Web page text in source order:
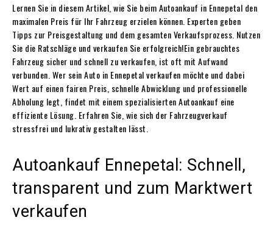
Lernen Sie in diesem Artikel, wie Sie beim Autoankauf in Ennepetal den
maximalen Preis für Ihr Fahrzeug erzielen können. Experten geben
Tipps zur Preisgestaltung und dem gesamten Verkaufsprozess. Nutzen
Sie die Ratschläge und verkaufen Sie erfolgreich!Ein gebrauchtes
Fahrzeug sicher und schnell zu verkaufen, ist oft mit Aufwand
verbunden. Wer sein Auto in Ennepetal verkaufen möchte und dabei
Wert auf einen fairen Preis, schnelle Abwicklung und professionelle
Abholung legt, findet mit einem spezialisierten Autoankauf eine
effiziente Lösung. Erfahren Sie, wie sich der Fahrzeugverkauf
stressfrei und lukrativ gestalten lässt.
Autoankauf Ennepetal: Schnell,
transparent und zum Marktwert
verkaufen